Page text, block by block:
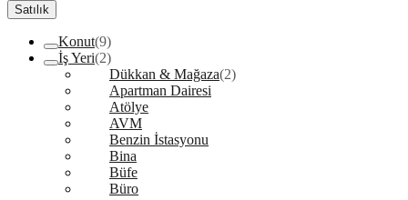
Satılık
Konut(9)
İş Yeri(2)
Dükkan & Mağaza(2)
Apartman Dairesi
Atölye
AVM
Benzin İstasyonu
Bina
Büfe
Büro